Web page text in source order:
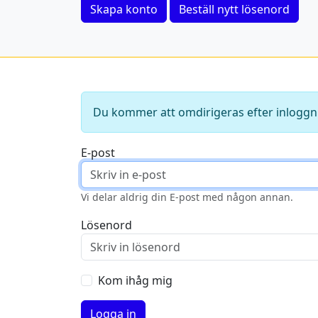
Skapa konto Beställ nytt lösenord
Du kommer att omdirigeras efter
E-post
Vi delar aldrig din E-post med någon annan.
Lösenord
Kom ihåg mig